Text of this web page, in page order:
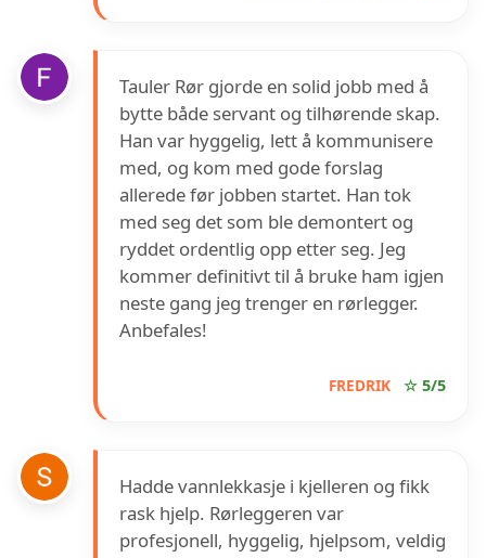
Tauler Rør gjorde en solid jobb med å
bytte både servant og tilhørende skap.
Han var hyggelig, lett å kommunisere
med, og kom med gode forslag
allerede før jobben startet. Han tok
med seg det som ble demontert og
ryddet ordentlig opp etter seg. Jeg
kommer definitivt til å bruke ham igjen
neste gang jeg trenger en rørlegger.
Anbefales!
FREDRIK ☆ 5/5
Hadde vannlekkasje i kjelleren og fikk
rask hjelp. Rørleggeren var
profesjonell, hyggelig, hjelpsom, veldig